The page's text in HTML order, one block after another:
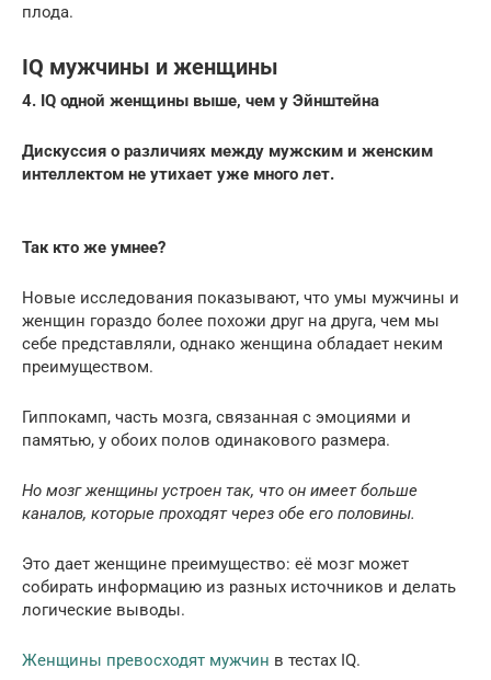
плода.
IQ мужчины и женщины
4. IQ одной женщины выше, чем у Эйнштейна
Дискуссия о различиях между мужским и женским
интеллектом не утихает уже много лет.
Так кто же умнее?
Новые исследования показывают, что умы мужчины и
женщин гораздо более похожи друг на друга, чем мы
себе представляли, однако женщина обладает неким
преимуществом.
Гиппокамп, часть мозга, связанная с эмоциями и
памятью, у обоих полов одинакового размера.
Но мозг женщины устроен так, что он имеет больше
каналов, которые проходят через обе его половины.
Это дает женщине преимущество: её мозг может
собирать информацию из разных источников и делать
логические выводы.
Женщины превосходят мужчин в тестах IQ.